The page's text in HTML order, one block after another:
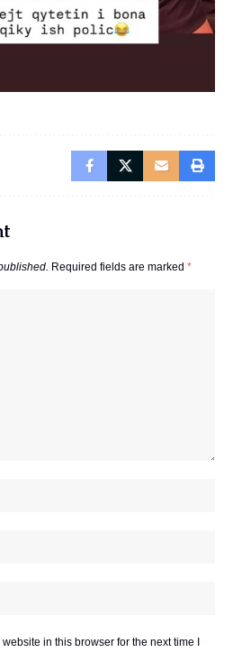
Required fields are marked *
in this browser for the next time I